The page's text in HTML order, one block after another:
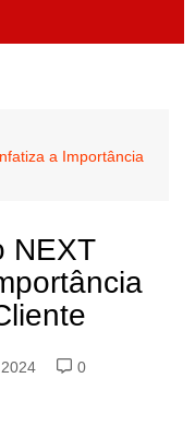
a Importância
NEXT
0